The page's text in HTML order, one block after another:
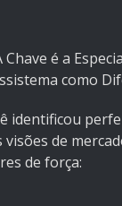
Chave é a
como
identificou
visões de
de força: